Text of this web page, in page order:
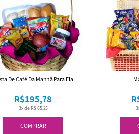
COMPRAR
3x de R$ 65,26
R$195,78
De Café Da Manhã Para Ela